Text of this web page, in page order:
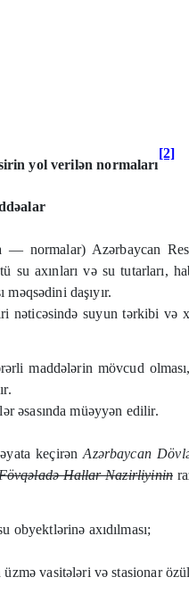
yol verilən normaları
[2]
normalar) Azərbaycan
axınları və su tutarları,
daşıyır.
nəticəsində suyun tərkibi və
maddələrin mövcud
əsasında müəyyən edilir.
keçirən Azərbaycan
Hallar Nazirliyinin
obyektlərinə axıdılması;
vasitələri və stasionar